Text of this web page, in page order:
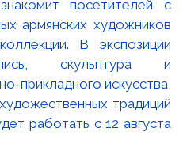
посетителей с
армянских художников
В экспозиции
скульптура и
прикладного искусства,
традиций
работать с 12 августа